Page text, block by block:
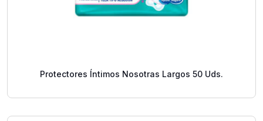
Protectores Íntimos Nosotras Largos 50 Uds.